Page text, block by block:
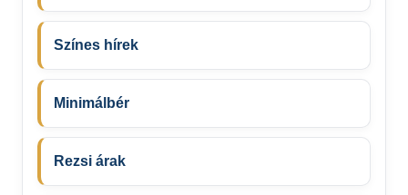
Színes hírek
Minimálbér
Rezsi árak